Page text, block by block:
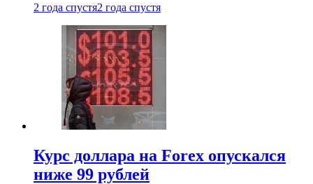
2 года спустя2 года спустя
Курс доллара на Forex опускался
ниже 99 рублей